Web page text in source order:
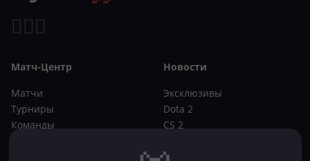
Матч-Центр
Матчи
Турниры
Команды
Новости
Эксклюзивы
Dota 2
CS 2